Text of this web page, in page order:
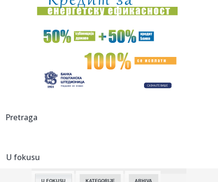
07:25:Izdato upozorenje: Rizik može biti ekstreman; Oglasio se
RHMZ: S...
07:23:Hotel duboko pod zemljom: Do kreveta se stiže 45 minuta,
noć ko...
Gužva na Batrovcima, čeka se četiri sata
07:18:Saga je gotovo: Potpisao Vinisijus!
07:15:
Pretraga
U fokusu
U FOKUSU KATEGORIJE ARHIVA